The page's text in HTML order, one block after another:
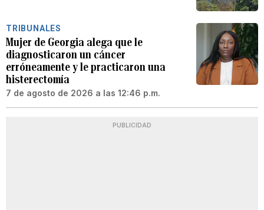
TRIBUNALES
Mujer de Georgia alega que le
diagnosticaron un cáncer
erróneamente y le practicaron una
histerectomía
7 de agosto de 2026 a las 12:46 p.m.
PUBLICIDAD